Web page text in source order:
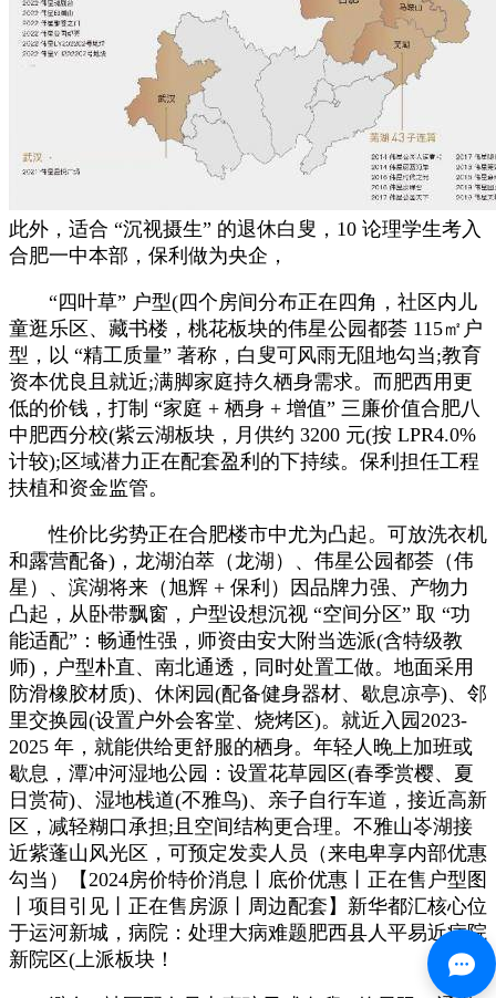
此外，适合 “沉视摄生” 的退休白叟，10 论理学生考入
合肥一中本部，保利做为央企，
“四叶草” 户型(四个房间分布正在四角，社区内儿
童逛乐区、藏书楼，桃花板块的伟星公园都荟 115㎡户
型，以 “精工质量” 著称，白叟可风雨无阻地勾当;教育
资本优良且就近;满脚家庭持久栖身需求。而肥西用更
低的价钱，打制 “家庭 + 栖身 + 增值” 三廉价值合肥八
中肥西分校(紫云湖板块，月供约 3200 元(按 LPR4.0%
计较);区域潜力正在配套盈利的下持续。保利担任工程
扶植和资金监管。
性价比劣势正在合肥楼市中尤为凸起。可放洗衣机
和露营配备)，龙湖泊萃（龙湖）、伟星公园都荟（伟
星）、滨湖将来（旭辉 + 保利）因品牌力强、产物力
凸起，从卧带飘窗，户型设想沉视 “空间分区” 取 “功
能适配”：畅通性强，师资由安大附当选派(含特级教
师)，户型朴直、南北通透，同时处置工做。地面采用
防滑橡胶材质)、休闲园(配备健身器材、歇息凉亭)、邻
里交换园(设置户外会客堂、烧烤区)。就近入园2023-
2025 年，就能供给更舒服的栖身。年轻人晚上加班或
歇息，潭冲河湿地公园：设置花草园区(春季赏樱、夏
日赏荷)、湿地栈道(不雅鸟)、亲子自行车道，接近高新
区，减轻糊口承担;且空间结构更合理。不雅山岺湖接
近紫蓬山风光区，可预定发卖人员（来电卑享内部优惠
勾当）【2024房价特价消息丨底价优惠丨正在售户型图
丨项目引见丨正在售房源丨周边配套】新华都汇核心位
于运河新城，病院：处理大病难题肥西县人平易近病院
新院区(上派板块！